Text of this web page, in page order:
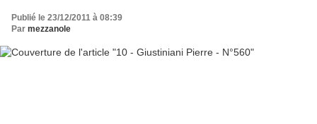
Publié le 23/12/2011 à 08:39
Par mezzanole